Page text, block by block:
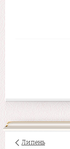
Липень